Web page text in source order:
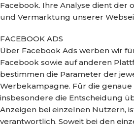
Facebook. Ihre Analyse dient der
und Vermarktung unserer
FACEBOOK ADS
Über Facebook Ads werben wir
Facebook sowie auf anderen
bestimmen die Parameter der
Werbekampagne. Für die genaue
insbesondere die Entscheidung
Anzeigen bei einzelnen Nutzern,
verantwortlich. Soweit bei den